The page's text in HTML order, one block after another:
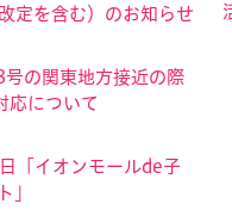
定を含む）のお知らせ
号の関東地方接近の際
応について
「イオンモールde子
」